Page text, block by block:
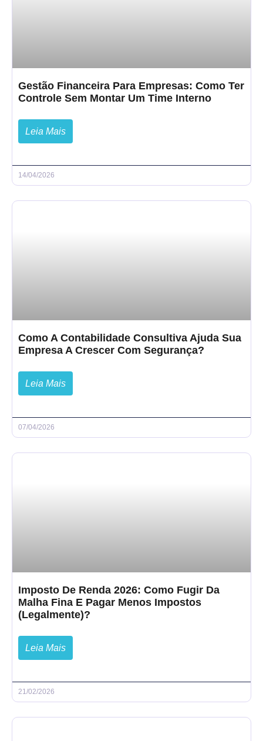
Gestão Financeira Para Empresas: Como Ter
Controle Sem Montar Um Time Interno
Leia Mais
14/04/2026
Como A Contabilidade Consultiva Ajuda Sua
Empresa A Crescer Com Segurança?
Leia Mais
07/04/2026
Imposto De Renda 2026: Como Fugir Da
Malha Fina E Pagar Menos Impostos
(Legalmente)?
Leia Mais
21/02/2026